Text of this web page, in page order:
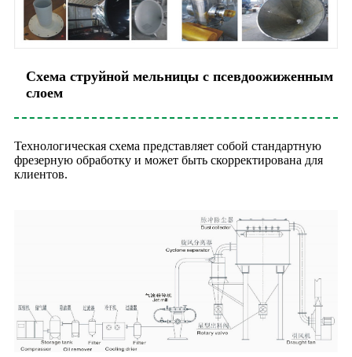
Схема струйной мельницы с псевдоожиженным
слоем
Технологическая схема представляет собой стандартную
фрезерную обработку и может быть скорректирована для
клиентов.